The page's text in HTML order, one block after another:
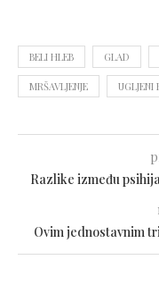
BELI HLEB GLAD
MRŠAVLJENJE UGLJENI
Razlike između
Ovim jednostavnim